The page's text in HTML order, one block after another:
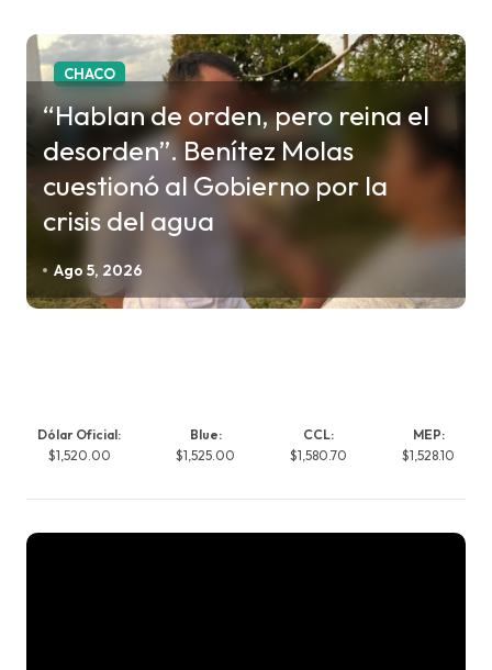
CHACO
“Hablan de orden, pero reina el
desorden”. Benítez Molas
cuestionó al Gobierno por la
crisis del agua
Ago 5, 2026
Dólar Oficial:
$1,520.00
Blue:
$1,525.00
CCL:
$1,580.70
MEP:
$1,528.10